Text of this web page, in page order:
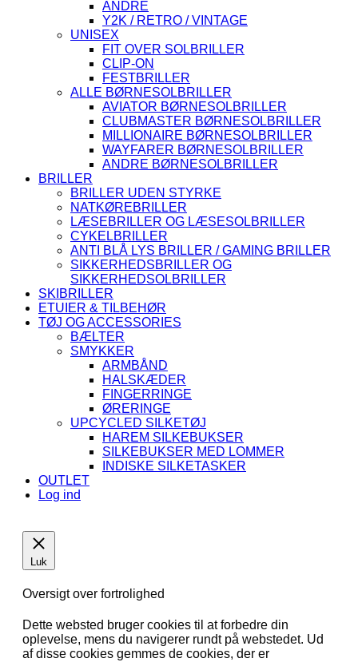
ANDRE
Y2K / RETRO / VINTAGE
UNISEX
FIT OVER SOLBRILLER
CLIP-ON
FESTBRILLER
ALLE BØRNESOLBRILLER
AVIATOR BØRNESOLBRILLER
CLUBMASTER BØRNESOLBRILLER
MILLIONAIRE BØRNESOLBRILLER
WAYFARER BØRNESOLBRILLER
ANDRE BØRNESOLBRILLER
BRILLER
BRILLER UDEN STYRKE
NATKØREBRILLER
LÆSEBRILLER OG LÆSESOLBRILLER
CYKELBRILLER
ANTI BLÅ LYS BRILLER / GAMING BRILLER
SIKKERHEDSBRILLER OG
SIKKERHEDSOLBRILLER
SKIBRILLER
ETUIER & TILBEHØR
TØJ OG ACCESSORIES
BÆLTER
SMYKKER
ARMBÅND
HALSKÆDER
FINGERRINGE
ØRERINGE
UPCYCLED SILKETØJ
HAREM SILKEBUKSER
SILKEBUKSER MED LOMMER
INDISKE SILKETASKER
OUTLET
Log ind
Luk
Oversigt over fortrolighed
Dette websted bruger cookies til at forbedre din
oplevelse, mens du navigerer rundt på webstedet. Ud
af disse cookies gemmes de cookies, der er